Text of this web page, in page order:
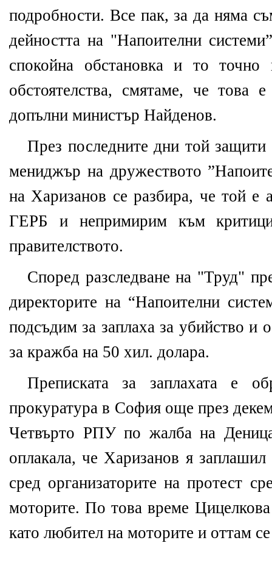
подробности. Все пак, за да няма
дейността на "Напоителни
спокойна обстановка и то
обстоятелства, смятаме, че това
допълни министър Найденов.
През последните дни той защити
мениджър на дружеството
на Харизанов се разбира, че той е
ГЕРБ и непримирим към
правителството.
Според разследване на "Труд"
директорите на “Напоителни
подсъдим за заплаха за убийство и
за кражба на 50 хил. долара.
Преписката за заплахата е
прокуратура в София още през
Четвърто РПУ по жалба на
оплакала, че Харизанов я
сред организаторите на протест
моторите. По това време
като любител на моторите и оттам